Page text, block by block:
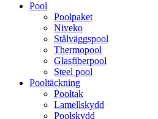
Pool
Poolpaket
Niveko
Stålväggspool
Thermopool
Glasfiberpool
Steel pool
Pooltäckning
Pooltak
Lamellskydd
Poolskydd